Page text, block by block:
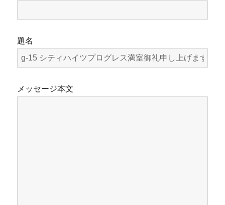
題名
メッセージ本文